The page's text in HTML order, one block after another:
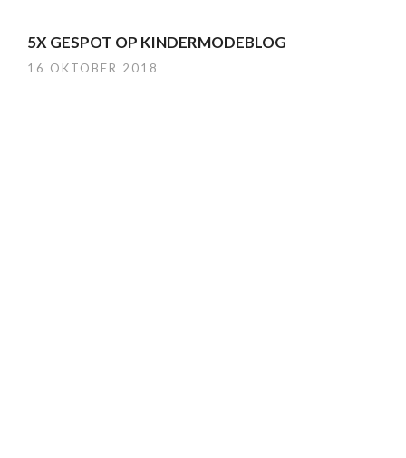
5X GESPOT OP KINDERMODEBLOG
16 OKTOBER 2018